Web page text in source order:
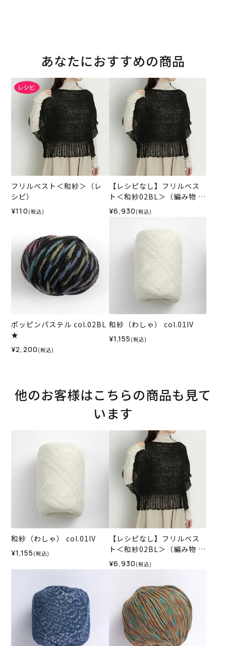
あなたにおすすめの商品
フリルベスト＜和紗＞（レ
シピ）
¥110 (税込)
【レシピなし】フリルベス
ト＜和紗02BL＞（編み物 材
料セット）
¥6,930 (税込)
ポッピンパステル col.02BL
★
¥2,200 (税込)
和紗（わしゃ） col.01IV
¥1,155 (税込)
他のお客様はこちらの商品も見て
います
和紗（わしゃ） col.01IV
¥1,155 (税込)
【レシピなし】フリルベス
ト＜和紗02BL＞（編み物 材
料セット）
¥6,930 (税込)